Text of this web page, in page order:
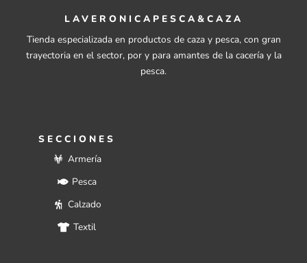
LAVERONICAPESCA&CAZA
Tienda especializada en productos de caza y pesca, con gran
trayectoria en el sector, por y para amantes de la cacería y la
pesca.
SECCIONES
Armería
Pesca
Calzado
Textil